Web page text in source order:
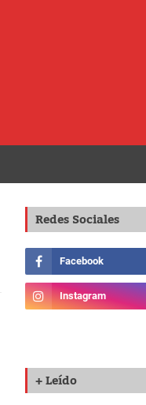
Redes Sociales
+ Leído